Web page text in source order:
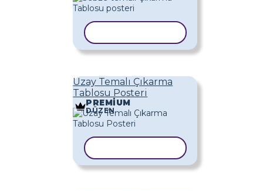
Uzay Temalı Çıkarma
Tablosu Posteri
PREMIUM
DÜZEN